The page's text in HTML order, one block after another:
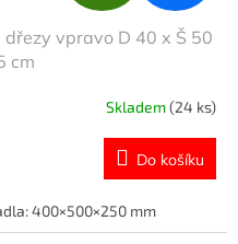
A
R
M
A
vpravo D 40 x Š 50
cm
Skladem(24 ks)
Do košíku
400×500×250 mm